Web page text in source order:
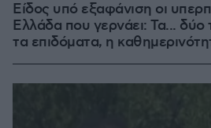
Είδος υπό εξαφάνιση οι
Ελλάδα που γερνάει: Τα... δύο
τα επιδόματα, η